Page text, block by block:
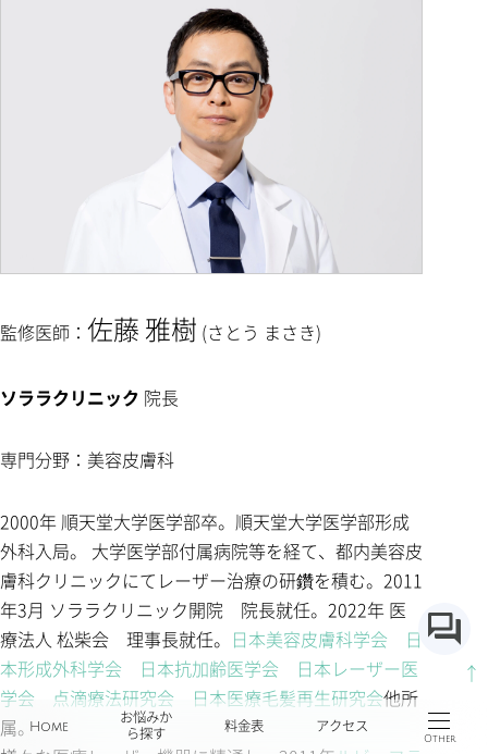
Home
お悩みか
ら探す
料金表 アクセス
Other
監修医師： 佐藤 雅樹 (さとう まさき)
ソララクリニック 院長
専門分野：美容皮膚科
2000年 順天堂大学医学部卒。順天堂大学医学部形成
外科入局。 大学医学部付属病院等を経て、都内美容皮
膚科クリニックにてレーザー治療の研鑽を積む。2011
年3月 ソララクリニック開院 院長就任。2022年 医
療法人 松柴会 理事長就任。 日本美容皮膚科学会
日
本形成外科学会
日本抗加齢医学会
日本レーザー医
学会
点滴療法研究会 日本医療毛髪再生研究会他所
属。
↑